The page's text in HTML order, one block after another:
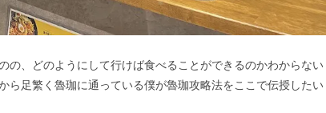
の、どのようにして行けば食べることができるのかわからない
ら足繁く魯珈に通っている僕が魯珈攻略法をここで伝授したい